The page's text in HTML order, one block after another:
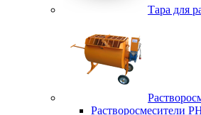
Тара для
Растворосмесители